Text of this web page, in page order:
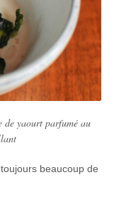
de yaourt parfumé au
beaucoup de